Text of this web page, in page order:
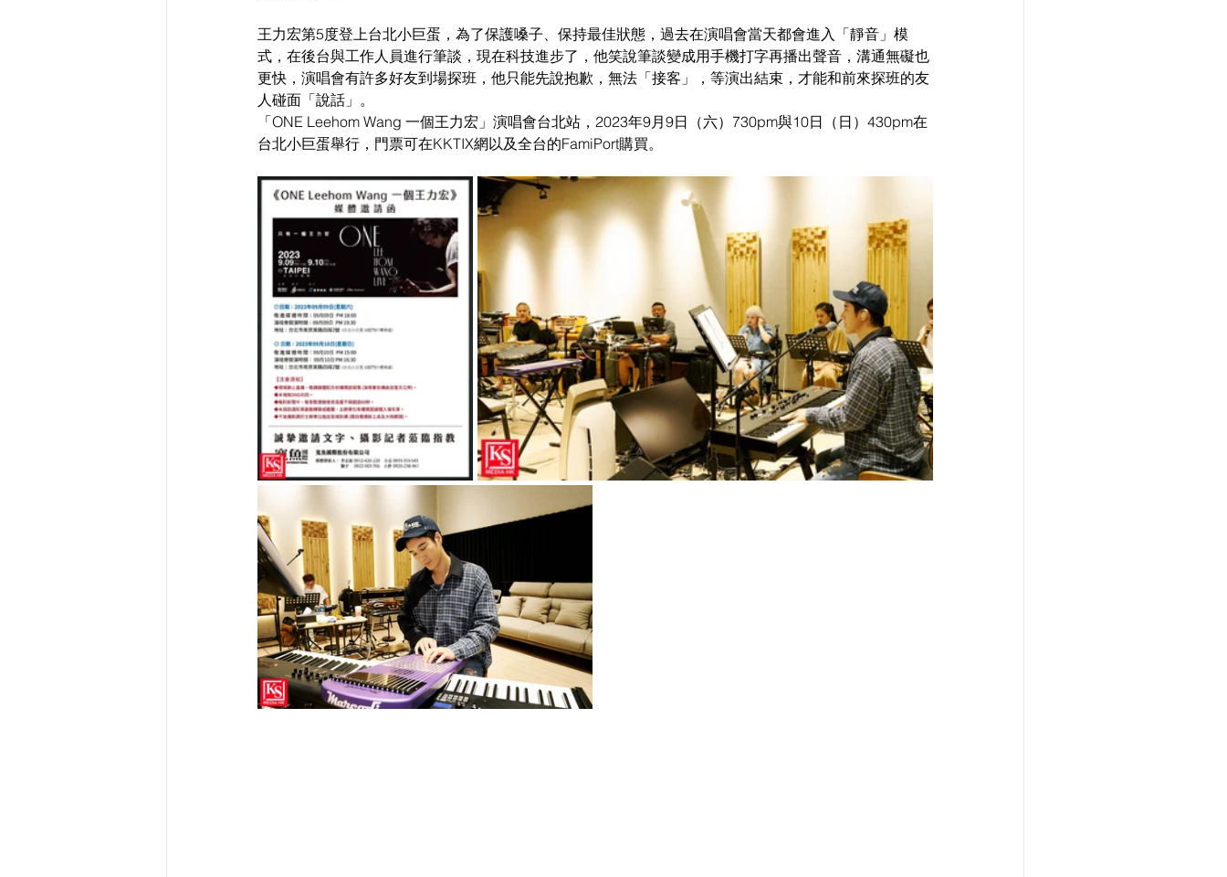
王力宏第5度登上台北小巨蛋，為了保護嗓子、保持最佳狀態，過去在演唱會當天都會進入「靜音」模
式，在後台與工作人員進行筆談，現在科技進步了，他笑說筆談變成用手機打字再播出聲音，溝通無礙也
更快，演唱會有許多好友到場探班，他只能先說抱歉，無法「接客」，等演出結束，才能和前來探班的友
人碰面「說話」。
「ONE Leehom Wang 一個王力宏」演唱會台北站，2023年9月9日（六）730pm與10日（日）430pm在
台北小巨蛋舉行，門票可在KKTIX網以及全台的FamiPort購買。